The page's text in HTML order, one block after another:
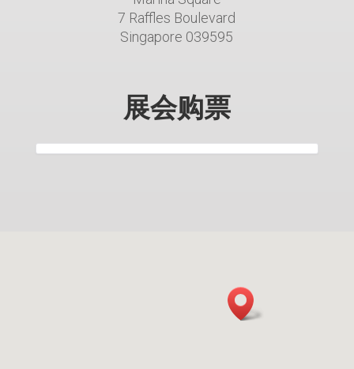
7 Raffles Boulevard
Singapore 039595
展会购票